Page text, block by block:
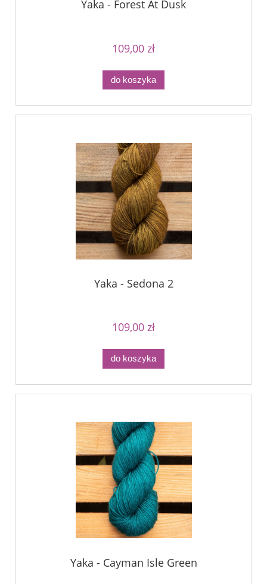
Yaka - Forest At Dusk
109,00 zł
do koszyka
Yaka - Sedona 2
109,00 zł
do koszyka
Yaka - Cayman Isle Green